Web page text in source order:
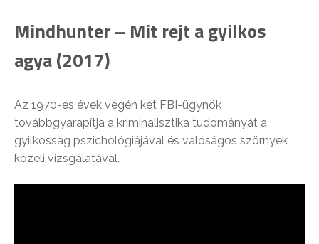
Mindhunter – Mit rejt a gyilkos
agya (2017)
Az 1970-es évek végén két FBI-ügynök
továbbgyarapítja a kriminalisztika tudományát a
gyilkosság pszichológiájával és valóságos szörnyek
közeli vizsgálatával.